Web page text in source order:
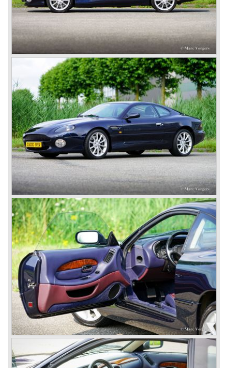
the year 1948.
Aston Martin DB1 / DB6
The 1948 Aston Martin DB1 featured a rather dismal four-
cylinder engine. The DB2 from 1950 brought the magic on
which the brand was to build. The engines were designed
by W.O. Bentley, who was working for Lagonda, another
enterprise of Browns’. The enormous six-cylinder in-line
engines had two overhead camshafts, and were provided
with two, and later three SU carburettors. The engine of
the DB2 and its successor DB2/4 had a capacity of 2580
and 2922 cc respectively; the engine in the DB5 and the
DB6 models that followed already had a cylinder capacity
of 3995 cc and a standard 282 horsepower. The latter
models had special ‘Vantage’ versions with a capacity of
314 and 325 hp.
The DB5 made Aston Martin instantly world-famous as
James Bond’s car. Everyone who saw the Bond films will
remember the DB5 with the movable bullet-proof shield,
the extending knock-offs that sawed the bad guy’s car in
two, but especially the sound that sent shivers of
excitement up your spine.
The Aston Martin DB6 was the last classic six cylinder
Aston. The DB6 was also available as 2+2 cabriolet,
named 'Volante'. The top of the line model was again the
'Vantage' with 325 bhp engine.
Aston Martin DBS / V8
Un the year 1969 the DB6 was succeeded by the more
Italian styled DBS. The DBS featured a magnificent and
brand new designed 5.3 Litre V8 engine. This V8 engine
was constructed by the Polish engineer Tadek Marek.
Earlier, in the 1950'ies and 1960'ies Marek developed
Aston Martin racing engines. The V8 engine was of such
an excellent design that is has been used in Aston Martin
models until the year 2000! Between the years 1969 and
1973 all V8's were equipped with Bosch petrol injection.
From the V8 series 3 twin choke Weber carburettors were
The Aston Martin V8 was built until the year 1989 in